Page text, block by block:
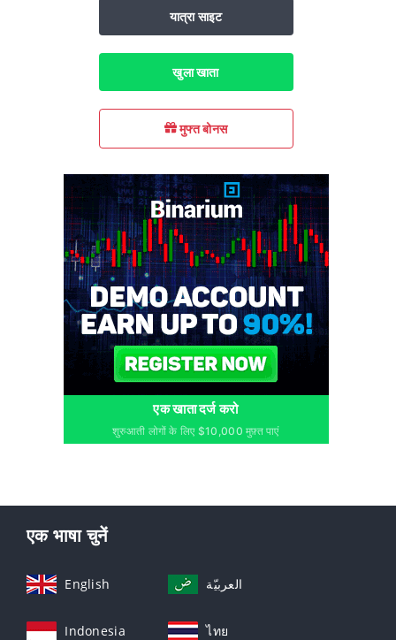
यात्रा साइट
खुला खाता
मुफ्त बोनस
एक खाता दर्ज करो
शुरुआती लोगों के लिए $10,000 मुफ़्त पाएं
एक भाषा चुनें
English العربيّة
Indonesia ไทย